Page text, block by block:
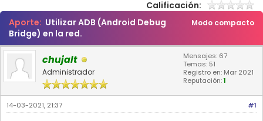
Calificación:
Modo compacto
Aporte: Utilizar ADB (Android Debug
Bridge) en la red.
chujalt
Administrador
Mensajes: 67
Temas: 51
Registro en: Mar 2021
Reputación:1
#1
14-03-2021, 21:37